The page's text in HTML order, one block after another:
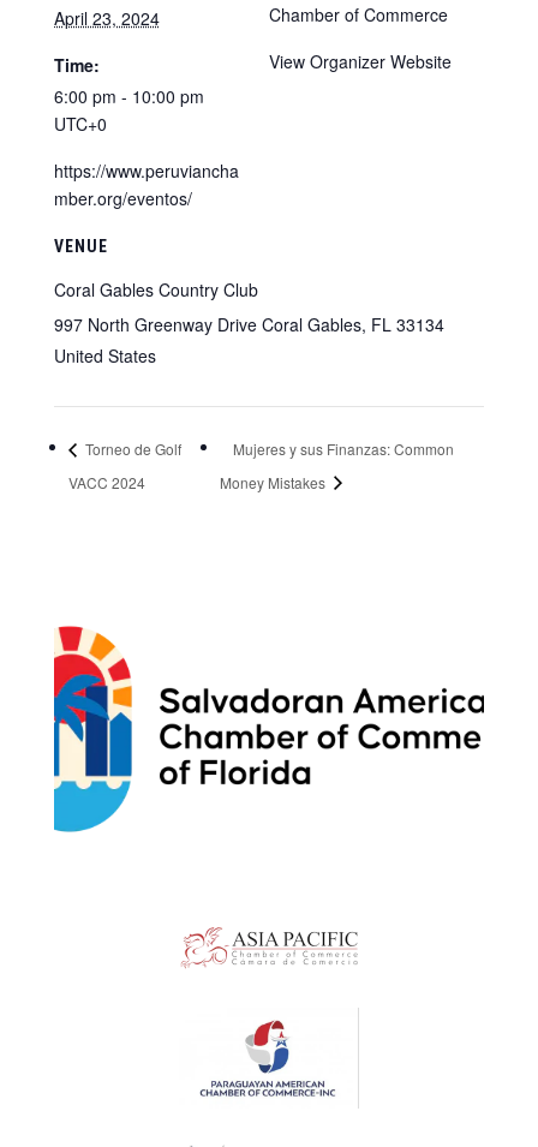
April 23, 2024
Time:
6:00 pm - 10:00 pm
UTC+0
https://www.peruviancha
mber.org/eventos/
VENUE
Coral Gables Country Club
997 North Greenway Drive Coral Gables, FL 33134
United States
Chamber of Commerce
View Organizer Website
Torneo de Golf
VACC 2024
Mujeres y sus Finanzas: Common
Money Mistakes